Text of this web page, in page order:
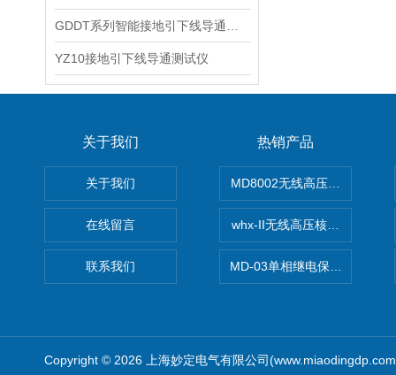
YZ10接地引下线导通测试仪
关于我们
关于我们
在线留言
联系我们
热销产品
MD8002无线高压核相仪
whx-II无线高压核相仪
MD-03单相继电保护测试仪价
Copyright © 2026 上海妙定电气有限公司